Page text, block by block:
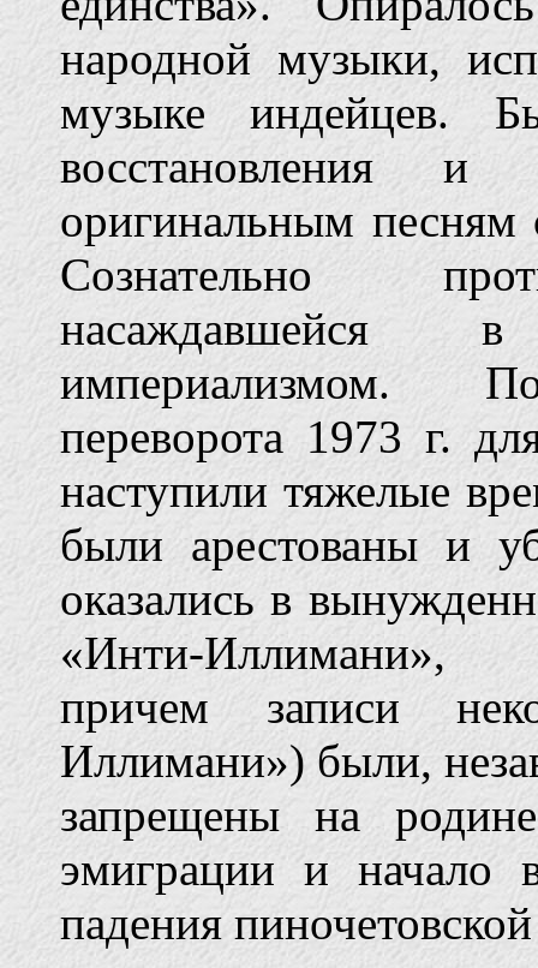
народной музыки,
музыке индейцев.
восстановления и
оригинальным песням
Сознательно
насаждавшейся
империализмом.
переворота 1973 г.
наступили тяжелые
были арестованы и
оказались в
«Инти-Иллимани»,
причем записи
Иллимани») были,
запрещены на
эмиграции и начало
падения